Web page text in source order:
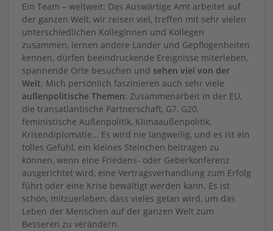
Ein Team – weltweit: Das Auswärtige Amt arbeitet auf
der ganzen Welt, wir reisen viel, treffen mit sehr vielen
unterschiedlichen Kolleginnen und Kollegen
zusammen, lernen andere Länder und Gepflogenheiten
kennen, dürfen beeindruckende Ereignisse miterleben,
spannende Orte besuchen und sehen viel von der
Welt. Mich persönlich faszinieren auch sehr viele
außenpolitische Themen: Zusammenarbeit in der EU,
die transatlantische Partnerschaft, G7, G20,
feministische Außenpolitik, Klimaaußenpolitik,
Krisendiplomatie… Es wird nie langweilig, und es ist ein
tolles Gefühl, ein kleines Steinchen beitragen zu
können, wenn eine Friedens- oder Geberkonferenz
ausgerichtet wird, eine Vertragsverhandlung zum Erfolg
führt oder eine Krise bewältigt werden kann. Es ist
schön, mitzuerleben, dass vieles getan wird, um das
Leben der Menschen auf der ganzen Welt zum
Besseren zu verändern.